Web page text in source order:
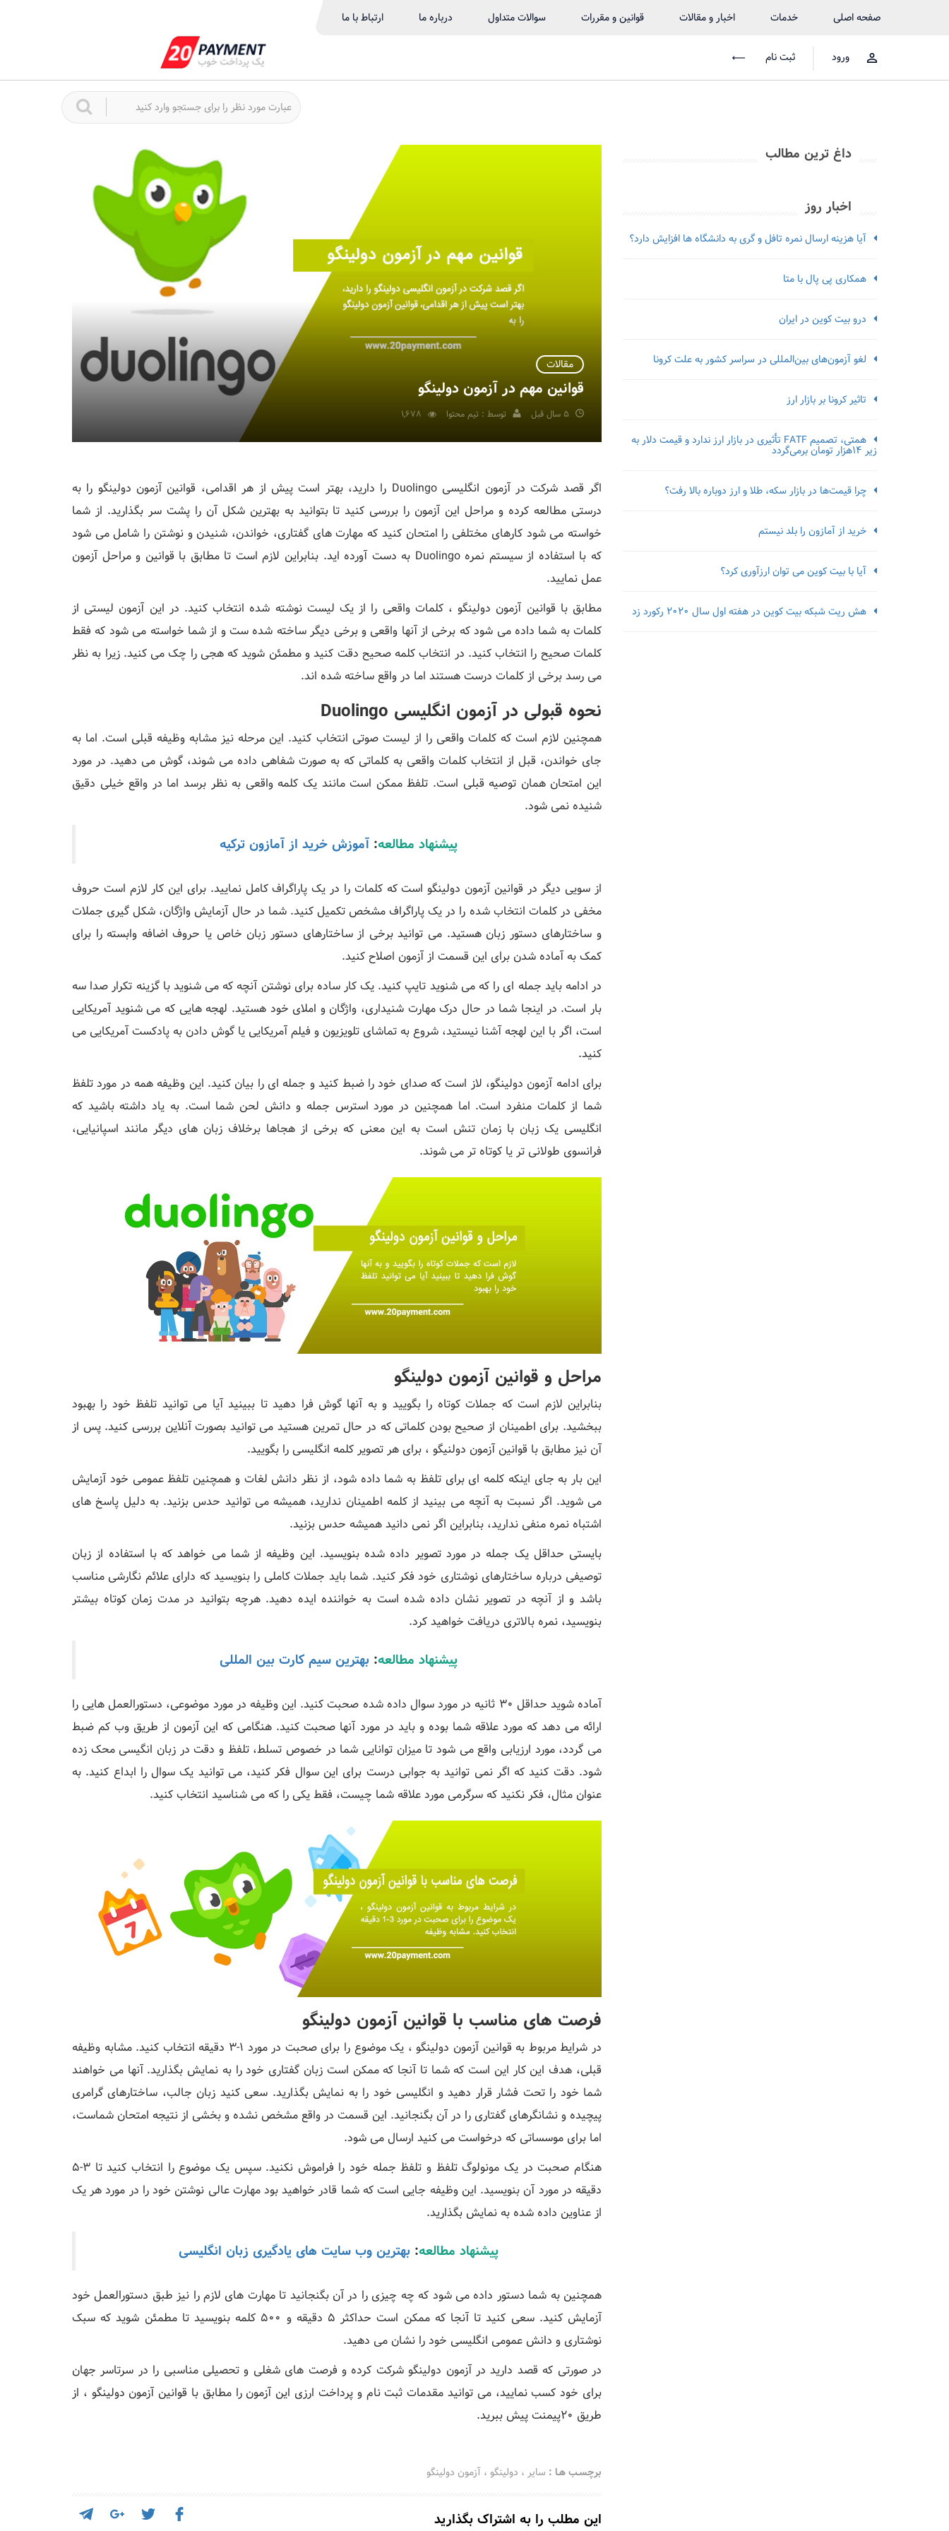
صفحه اصلی خدمات اخبار و مقالات قوانین و مقررات سوالات متداول درباره ما ارتباط با ما
ورود ثبت نام
مقالات
قوانین مهم در آزمون دولینگو
5 سال قبل توسط : تیم محتوا
اگر قصد شرکت در آزمون انگلیسی Duolingo را دارید، بهتر است پیش از هر اقدامی، قوانین آزمون دولینگو را به
درستی مطالعه کرده و مراحل این آزمون را بررسی کنید تا بتوانید به بهترین شکل آن را پشت سر بگذارید. از شما
خواسته می شود کارهای مختلفی را امتحان کنید که مهارت های گفتاری، خواندن، شنیدن و نوشتن را شامل می شود
که با استفاده از سیستم نمره Duolingo به دست آورده اید. بنابراین لازم است تا مطابق با قوانین و مراحل آزمون
عمل نمایید.
مطابق با قوانین آزمون دولینگو ، کلمات واقعی را از یک لیست نوشته شده انتخاب کنید. در این آزمون لیستی از
کلمات به شما داده می شود که برخی از آنها واقعی و برخی دیگر ساخته شده ست و از شما خواسته می شود که فقط
کلمات صحیح را انتخاب کنید. در انتخاب کلمه صحیح دقت کنید و مطمئن شوید که هجی را چک می کنید. زیرا به نظر
می رسد برخی از کلمات درست هستند اما در واقع ساخته شده اند.
نحوه قبولی در آزمون انگلیسی Duolingo
همچنین لازم است که کلمات واقعی را از لیست صوتی انتخاب کنید. این مرحله نیز مشابه وظیفه قبلی است. اما به
جای خواندن، قبل از انتخاب کلمات واقعی به کلماتی که به صورت شفاهی داده می شوند، گوش می دهید. در مورد
این امتحان همان توصیه قبلی است. تلفظ ممکن است مانند یک کلمه واقعی به نظر برسد اما در واقع خیلی دقیق
شنیده نمی شود.
پیشنهاد مطالعه: آموزش خرید از آمازون ترکیه
از سویی دیگر در قوانین آزمون دولینگو است که کلمات را در یک پاراگراف کامل نمایید. برای این کار لازم است حروف
مخفی در کلمات انتخاب شده را در یک پاراگراف مشخص تکمیل کنید. شما در حال آزمایش واژگان، شکل گیری جملات
و ساختارهای دستور زبان هستید. می توانید برخی از ساختارهای دستور زبان خاص یا حروف اضافه وابسته را برای
کمک به آماده شدن برای این قسمت از آزمون اصلاح کنید.
در ادامه باید جمله ای را که می شنوید تایپ کنید. یک کار ساده برای نوشتن آنچه که می شنوید با گزینه تکرار صدا سه
بار است. در اینجا شما در حال درک مهارت شنیداری، واژگان و املای خود هستید. لهجه هایی که می شنوید آمریکایی
است، اگر با این لهجه آشنا نیستید، شروع به تماشای تلویزیون و فیلم آمریکایی یا گوش دادن به پادکست آمریکایی می
کنید.
برای ادامه آزمون دولینگو، لاز است که صدای خود را ضبط کنید و جمله ای را بیان کنید. این وظیفه همه در مورد تلفظ
شما از کلمات منفرد است. اما همچنین در مورد استرس جمله و دانش لحن شما است. به یاد داشته باشید که
انگلیسی یک زبان با زمان تنش است به این معنی که برخی از هجاها برخلاف زبان های دیگر مانند اسپانیایی،
فرانسوی طولانی تر یا کوتاه تر می شوند.
مراحل و قوانین آزمون دولینگو
بنابراین لازم است که جملات کوتاه را بگویید و به آنها گوش فرا دهید تا ببینید آیا می توانید تلفظ خود را بهبود
ببخشید. برای اطمینان از صحیح بودن کلماتی که در حال تمرین هستید می توانید بصورت آنلاین بررسی کنید. پس از
آن نیز مطابق با قوانین آزمون دولنیگو ، برای هر تصویر کلمه انگلیسی را بگویید.
این بار به جای اینکه کلمه ای برای تلفظ به شما داده شود، از نظر دانش لغات و همچنین تلفظ عمومی خود آزمایش
می شوید. اگر نسبت به آنچه می بینید از کلمه اطمینان ندارید، همیشه می توانید حدس بزنید. به دلیل پاسخ های
اشتباه نمره منفی ندارید، بنابراین اگر نمی دانید همیشه حدس بزنید.
بایستی حداقل یک جمله در مورد تصویر داده شده بنویسید. این وظیفه از شما می خواهد که با استفاده از زبان
توصیفی درباره ساختارهای نوشتاری خود فکر کنید. شما باید جملات کاملی را بنویسید که دارای علائم نگارشی مناسب
باشد و از آنچه در تصویر نشان داده شده است به خواننده ایده دهید. هرچه بتوانید در مدت زمان کوتاه بیشتر
بنویسید، نمره بالاتری دریافت خواهید کرد.
پیشنهاد مطالعه: بهترین سیم کارت بین المللی
آماده شوید حداقل 30 ثانیه در مورد سوال داده شده صحبت کنید. این وظیفه در مورد موضوعی، دستورالعمل هایی را
ارائه می دهد که مورد علاقه شما بوده و باید در مورد آنها صحبت کنید. هنگامی که این آزمون از طریق وب کم ضبط
می گردد، مورد ارزیابی واقع می شود تا میزان توانایی شما در خصوص تسلط، تلفظ و دقت در زبان انگیسی محک زده
شود. دقت کنید که اگر نمی توانید به جوابی درست برای این سوال فکر کنید، می توانید یک سوال را ابداع کنید. به
عنوان مثال، فکر نکنید که سرگرمی مورد علاقه شما چیست، فقط یکی را که می شناسید انتخاب کنید.
فرصت های مناسب با قوانین آزمون دولینگو
در شرایط مربوط به قوانین آزمون دولینگو ، یک موضوع را برای صحبت در مورد 1-3 دقیقه انتخاب کنید. مشابه وظیفه
قبلی، هدف این کار این است که شما تا آنجا که ممکن است زبان گفتاری خود را به نمایش بگذارید. آنها می خواهند
شما خود را تحت فشار قرار دهید و انگلیسی خود را به نمایش بگذارید. سعی کنید زبان جالب، ساختارهای گرامری
پیچیده و نشانگرهای گفتاری را در آن بگنجانید. این قسمت در واقع مشخص نشده و بخشی از نتیجه امتحان شماست،
اما برای موسساتی که درخواست می کنید ارسال می شود.
هنگام صحبت در یک مونولوگ تلفظ و تلفظ جمله خود را فراموش نکنید. سپس یک موضوع را انتخاب کنید تا 3-5
دقیقه در مورد آن بنویسید. این وظیفه جایی است که شما قادر خواهید بود مهارت عالی نوشتن خود را در مورد هر یک
از عناوین داده شده به نمایش بگذارید.
پیشنهاد مطالعه: بهترین وب سایت های یادگیری زبان انگلیسی
همچنین به شما دستور داده می شود که چه چیزی را در آن بگنجانید تا مهارت های لازم را نیز طبق دستورالعمل خود
آزمایش کنید. سعی کنید تا آنجا که ممکن است حداکثر 5 دقیقه و 500 کلمه بنویسید تا مطمئن شوید که سبک
نوشتاری و دانش عمومی انگلیسی خود را نشان می دهید.
در صورتی که قصد دارید در آزمون دولینگو شرکت کرده و فرصت های شغلی و تحصیلی مناسبی را در سرتاسر جهان
برای خود کسب نمایید، می توانید مقدمات ثبت نام و پرداخت ارزی این آزمون را مطابق با قوانین آزمون دولینگو ، از
طریق 20پیمنت پیش ببرید.
برچسـب هـا : سایر ، دولینگو ، آزمون دولینگو
این مطلب را به اشتراک بگذارید
داغ ترین مطالب
اخبار روز
آیا هزینه ارسال نمره تافل و گری به دانشگاه ها افزایش دارد؟
همکاری پی پال با متا
درو بیت کوین در ایران
لغو آزمون‌‌های بین‌المللی در سراسر کشور به علت کرونا
تاثیر کرونا بر بازار ارز
همتی، تصمیم FATF تأثیری در بازار ارز ندارد و قیمت دلار به
زیر ۱۴هزار تومان برمی‌گردد
چرا قیمت‌ها در بازار سکه، طلا و ارز دوباره بالا رفت؟
خرید از آمازون را بلد نیستم
آیا با بیت کوین می توان ارزآوری کرد؟
هش ریت شبکه بیت کوین در هفته اول سال 2020 رکورد زد